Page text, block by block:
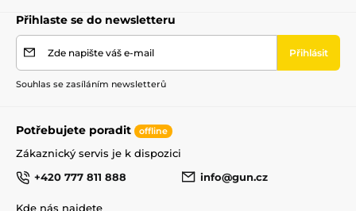
Přihlaste se do newsletteru
Zde napište váš e-mail Přihlásit
Souhlas se zasíláním newsletterů
Potřebujete poradit offline
Zákaznický servis je k dispozici
+420 777 811 888
info@gun.cz
Kde nás najdete